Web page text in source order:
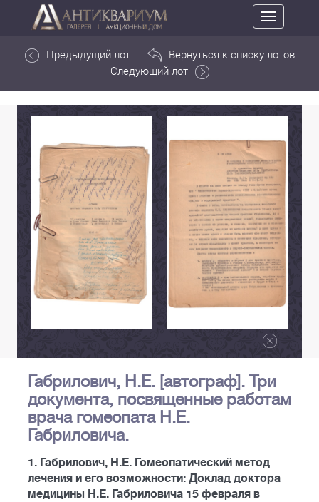
Toggle
navigation
Предыдущий лот
Вернуться к списку лотов
Следующий лот
Габрилович, Н.Е. [автограф]. Три
документа, посвященные работам
врача гомеопата Н.Е.
Габриловича.
1. Габрилович, Н.Е. Гомеопатический метод
лечения и его возможности: Доклад доктора
медицины Н.Е. Габриловича 15 февраля в